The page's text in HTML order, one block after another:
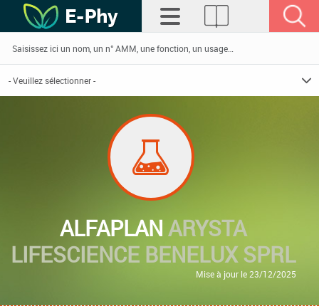
ALFAPLANARYSTA
LIFESCIENCE BENELUX SPRL
Mise à jour le 23/12/2025